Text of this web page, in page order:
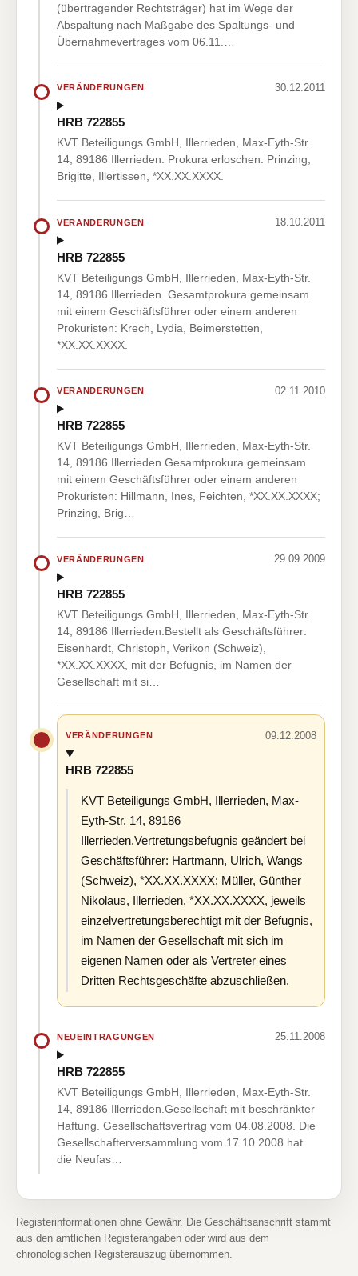
(übertragender Rechtsträger) hat im Wege der
Abspaltung nach Maßgabe des Spaltungs- und
Übernahmevertrages vom 06.11.…
VERÄNDERUNGEN 30.12.2011
HRB 722855
KVT Beteiligungs GmbH, Illerrieden, Max-Eyth-Str.
14, 89186 Illerrieden. Prokura erloschen: Prinzing,
Brigitte, Illertissen, *XX.XX.XXXX.
VERÄNDERUNGEN 18.10.2011
HRB 722855
KVT Beteiligungs GmbH, Illerrieden, Max-Eyth-Str.
14, 89186 Illerrieden. Gesamtprokura gemeinsam
mit einem Geschäftsführer oder einem anderen
Prokuristen: Krech, Lydia, Beimerstetten,
*XX.XX.XXXX.
VERÄNDERUNGEN 02.11.2010
HRB 722855
KVT Beteiligungs GmbH, Illerrieden, Max-Eyth-Str.
14, 89186 Illerrieden.Gesamtprokura gemeinsam
mit einem Geschäftsführer oder einem anderen
Prokuristen: Hillmann, Ines, Feichten, *XX.XX.XXXX;
Prinzing, Brig…
VERÄNDERUNGEN 29.09.2009
HRB 722855
KVT Beteiligungs GmbH, Illerrieden, Max-Eyth-Str.
14, 89186 Illerrieden.Bestellt als Geschäftsführer:
Eisenhardt, Christoph, Verikon (Schweiz),
*XX.XX.XXXX, mit der Befugnis, im Namen der
Gesellschaft mit si…
VERÄNDERUNGEN 09.12.2008
HRB 722855
KVT Beteiligungs GmbH, Illerrieden, Max-
Eyth-Str. 14, 89186
Illerrieden.Vertretungsbefugnis geändert bei
Geschäftsführer: Hartmann, Ulrich, Wangs
(Schweiz), *XX.XX.XXXX; Müller, Günther
Nikolaus, Illerrieden, *XX.XX.XXXX, jeweils
einzelvertretungsberechtigt mit der Befugnis,
im Namen der Gesellschaft mit sich im
eigenen Namen oder als Vertreter eines
Dritten Rechtsgeschäfte abzuschließen.
NEUEINTRAGUNGEN 25.11.2008
HRB 722855
KVT Beteiligungs GmbH, Illerrieden, Max-Eyth-Str.
14, 89186 Illerrieden.Gesellschaft mit beschränkter
Haftung. Gesellschaftsvertrag vom 04.08.2008. Die
Gesellschafterversammlung vom 17.10.2008 hat
die Neufas…
Registerinformationen ohne Gewähr. Die Geschäftsanschrift stammt
aus den amtlichen Registerangaben oder wird aus dem
chronologischen Registerauszug übernommen.